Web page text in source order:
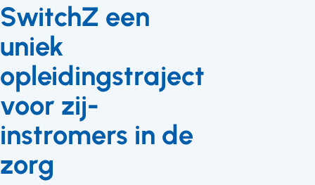
SwitchZ een
uniek
opleidingstraject
voor zij-
instromers in de
zorg